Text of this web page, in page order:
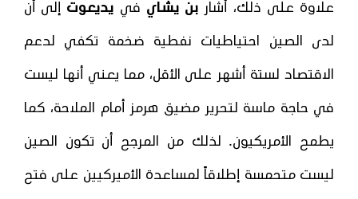
علاوة على ذلك، أشار بن يشاي في يديعوت إلى أن
لدى الصين احتياطيات نفطية ضخمة تكفي لدعم
الاقتصاد لستة أشهر على الأقل، مما يعني أنها ليست
في حاجة ماسة لتحرير مضيق هرمز أمام الملاحة، كما
يطمح الأمريكيون. لذلك من المرجح أن تكون الصين
ليست متحمسة إطلاقاً لمساعدة الأميركيين على فتح